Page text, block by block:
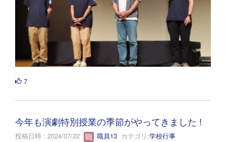
7
今年も演劇特別授業の季節がやってきました !
投稿日時 : 2024/07/22 職員13 カテゴリ:学校行事